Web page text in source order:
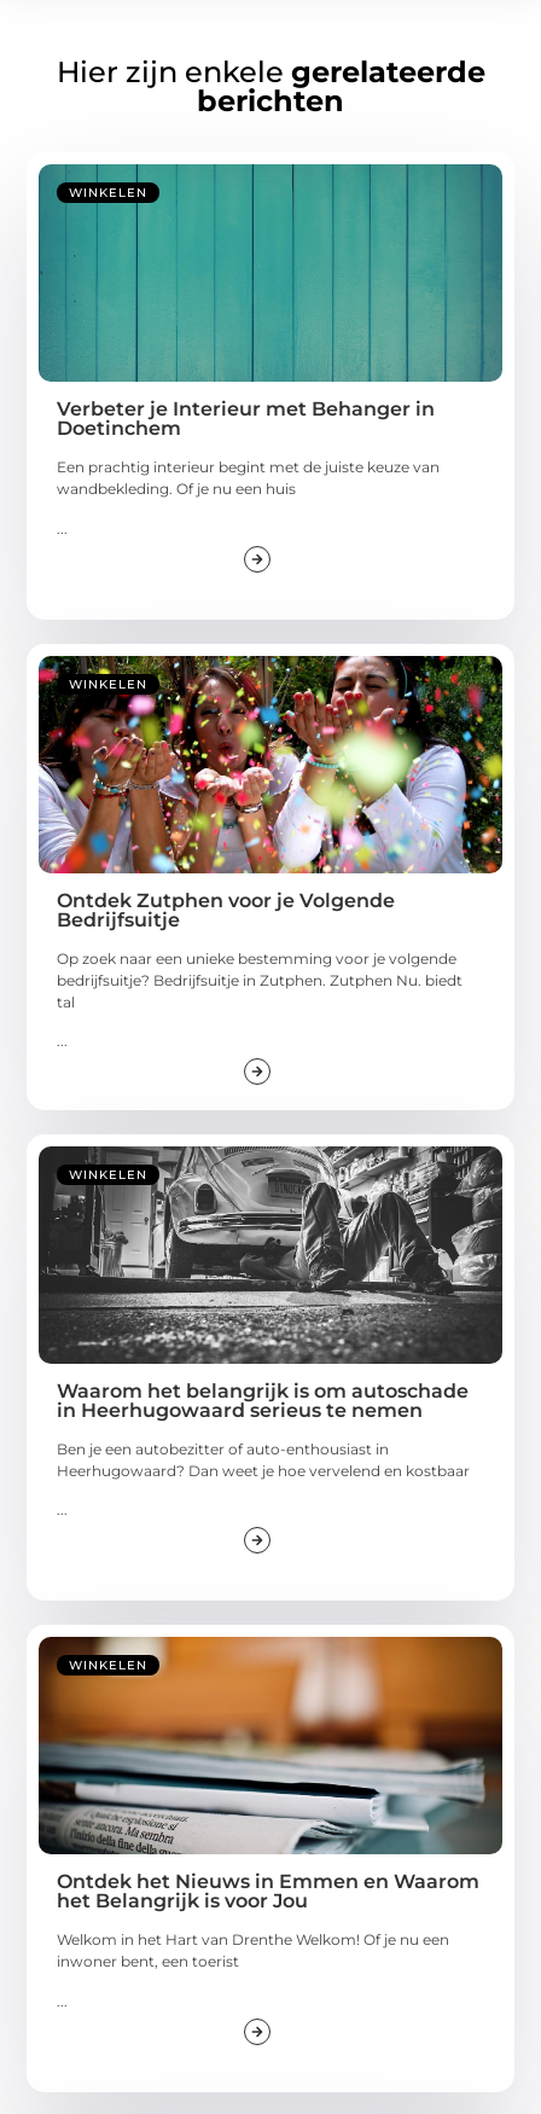
Hier zijn enkele gerelateerde
berichten
WINKELEN
Verbeter je Interieur met Behanger in
Doetinchem
Een prachtig interieur begint met de juiste keuze van
wandbekleding. Of je nu een huis
WINKELEN
Ontdek Zutphen voor je Volgende
Bedrijfsuitje
Op zoek naar een unieke bestemming voor je volgende
bedrijfsuitje? Bedrijfsuitje in Zutphen. Zutphen Nu. biedt
tal
WINKELEN
Waarom het belangrijk is om autoschade
in Heerhugowaard serieus te nemen
Ben je een autobezitter of auto-enthousiast in
Heerhugowaard? Dan weet je hoe vervelend en kostbaar
...
WINKELEN
Ontdek het Nieuws in Emmen en Waarom
het Belangrijk is voor Jou
Welkom in het Hart van Drenthe Welkom! Of je nu een
inwoner bent, een toerist